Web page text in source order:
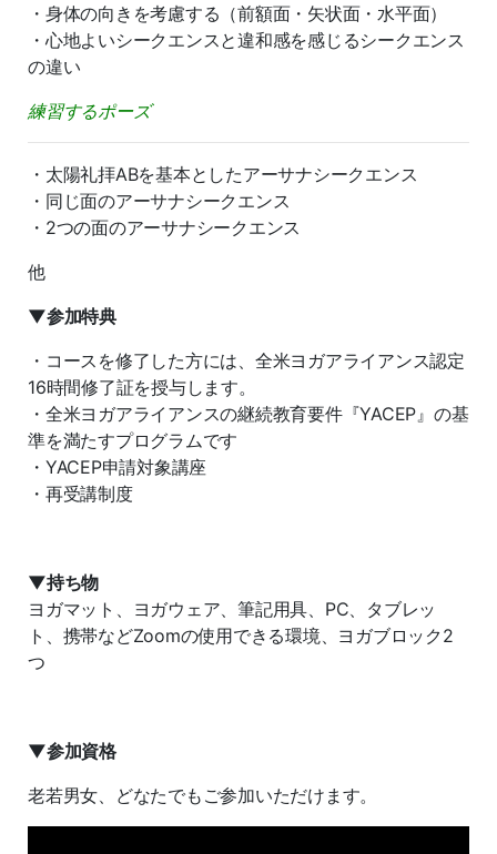
・身体の向きを考慮する（前額面・矢状面・水平面）
・心地よいシークエンスと違和感を感じるシークエンス
の違い
練習するポーズ
・太陽礼拝ABを基本としたアーサナシークエンス
・同じ面のアーサナシークエンス
・2つの面のアーサナシークエンス
他
▼参加特典
・コースを修了した方には、全米ヨガアライアンス認定
16時間修了証を授与します。
・全米ヨガアライアンスの継続教育要件『YACEP』の基
準を満たすプログラムです
・YACEP申請対象講座
・再受講制度
▼持ち物
ヨガマット、ヨガウェア、筆記用具、PC、タブレッ
ト、携帯などZoomの使用できる環境、ヨガブロック2
つ
▼参加資格
老若男女、どなたでもご参加いただけます。